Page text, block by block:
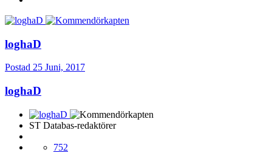
loghaD
Postad 25 Juni, 2017
loghaD
ST Databas-redaktörer
752